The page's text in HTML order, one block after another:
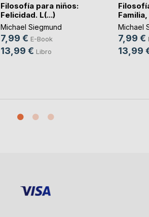
Filosofía para niños:
Felicidad. L(...)
Michael Siegmund
7,99 € E-Book
13,99 € Libro
Familia,
Michael
7,99 €
13,99